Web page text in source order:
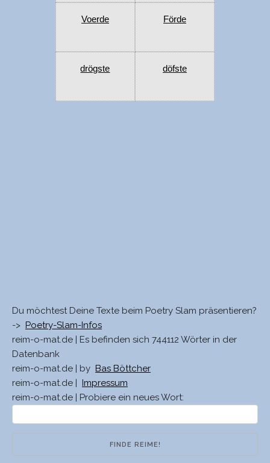
Voerde Förde
drögste döfste
Du möchtest Deine Texte beim Poetry Slam präsentieren?
-> Poetry-Slam-Infos
reim-o-mat.de | Es befinden sich 744112 Wörter in der
Datenbank
reim-o-mat.de | by Bas Böttcher
reim-o-mat.de |
Impressum
reim-o-mat.de | Probiere ein neues Wort: